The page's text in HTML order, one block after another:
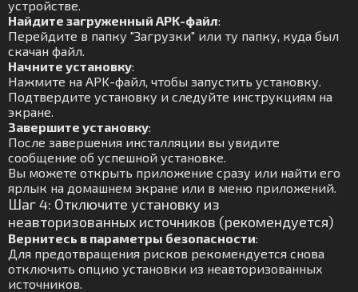
устройстве.
Найдите загруженный APK-файл:
Перейдите в папку "Загрузки" или ту папку, куда был
скачан файл.
Начните установку:
Нажмите на APK-файл, чтобы запустить установку.
Подтвердите установку и следуйте инструкциям на
экране.
Завершите установку:
После завершения инсталляции вы увидите
сообщение об успешной установке.
Вы можете открыть приложение сразу или найти его
ярлык на домашнем экране или в меню приложений.
Шаг 4: Отключите установку из
неавторизованных источников (рекомендуется)
Вернитесь в параметры безопасности:
Для предотвращения рисков рекомендуется снова
отключить опцию установки из неавторизованных
источников.